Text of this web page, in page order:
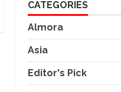
CATEGORIES
Almora
Asia
Editor's Pick